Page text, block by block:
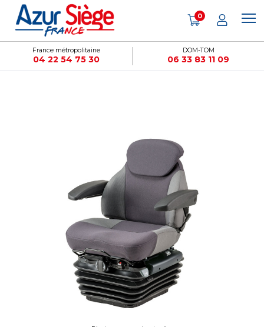
France métropolitaine
04 22 54 75 30
DOM-TOM
06 33 83 11 09
0
Panneau de gestion des cookies